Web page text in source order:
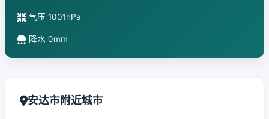
气压 1001hPa
降水 0mm
安达市附近城市